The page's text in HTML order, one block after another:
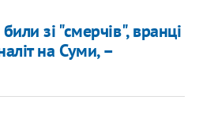
зі "смерчів", вранці
на Суми, –